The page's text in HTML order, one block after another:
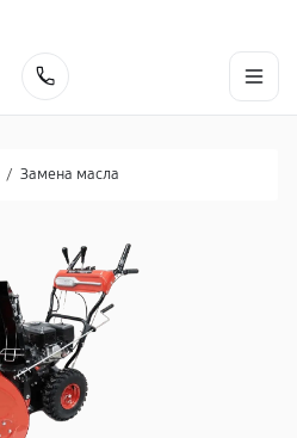
/ Замена масла